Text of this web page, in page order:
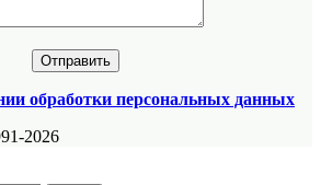
обработки персональных данных
2026